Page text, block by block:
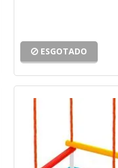
ESGOTADO